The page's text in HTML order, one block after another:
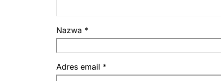
Nazwa *
Adres email *